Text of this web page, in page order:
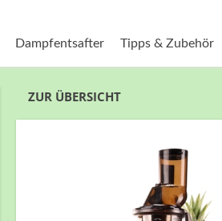
Dampfentsafter Tipps & Zubehör
ZUR ÜBERSICHT